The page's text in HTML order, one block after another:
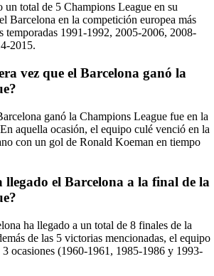
un total de 5 Champions League en su
Barcelona en la competición europea más
temporadas 1991-1992, 2005-2006, 2008-
2015.
vez que el Barcelona ganó la
ganó la Champions League fue en la
aquella ocasión, el equipo culé venció en la
con un gol de Ronald Koeman en tiempo
llegado el Barcelona a la final de la
ha llegado a un total de 8 finales de la
de las 5 victorias mencionadas, el equipo
3 ocasiones (1960-1961, 1985-1986 y 1993-